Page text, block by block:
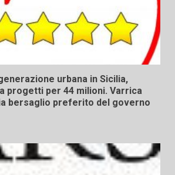
urbana in Sicilia,
progetti per 44 milioni. Varrica
bersaglio preferito del governo